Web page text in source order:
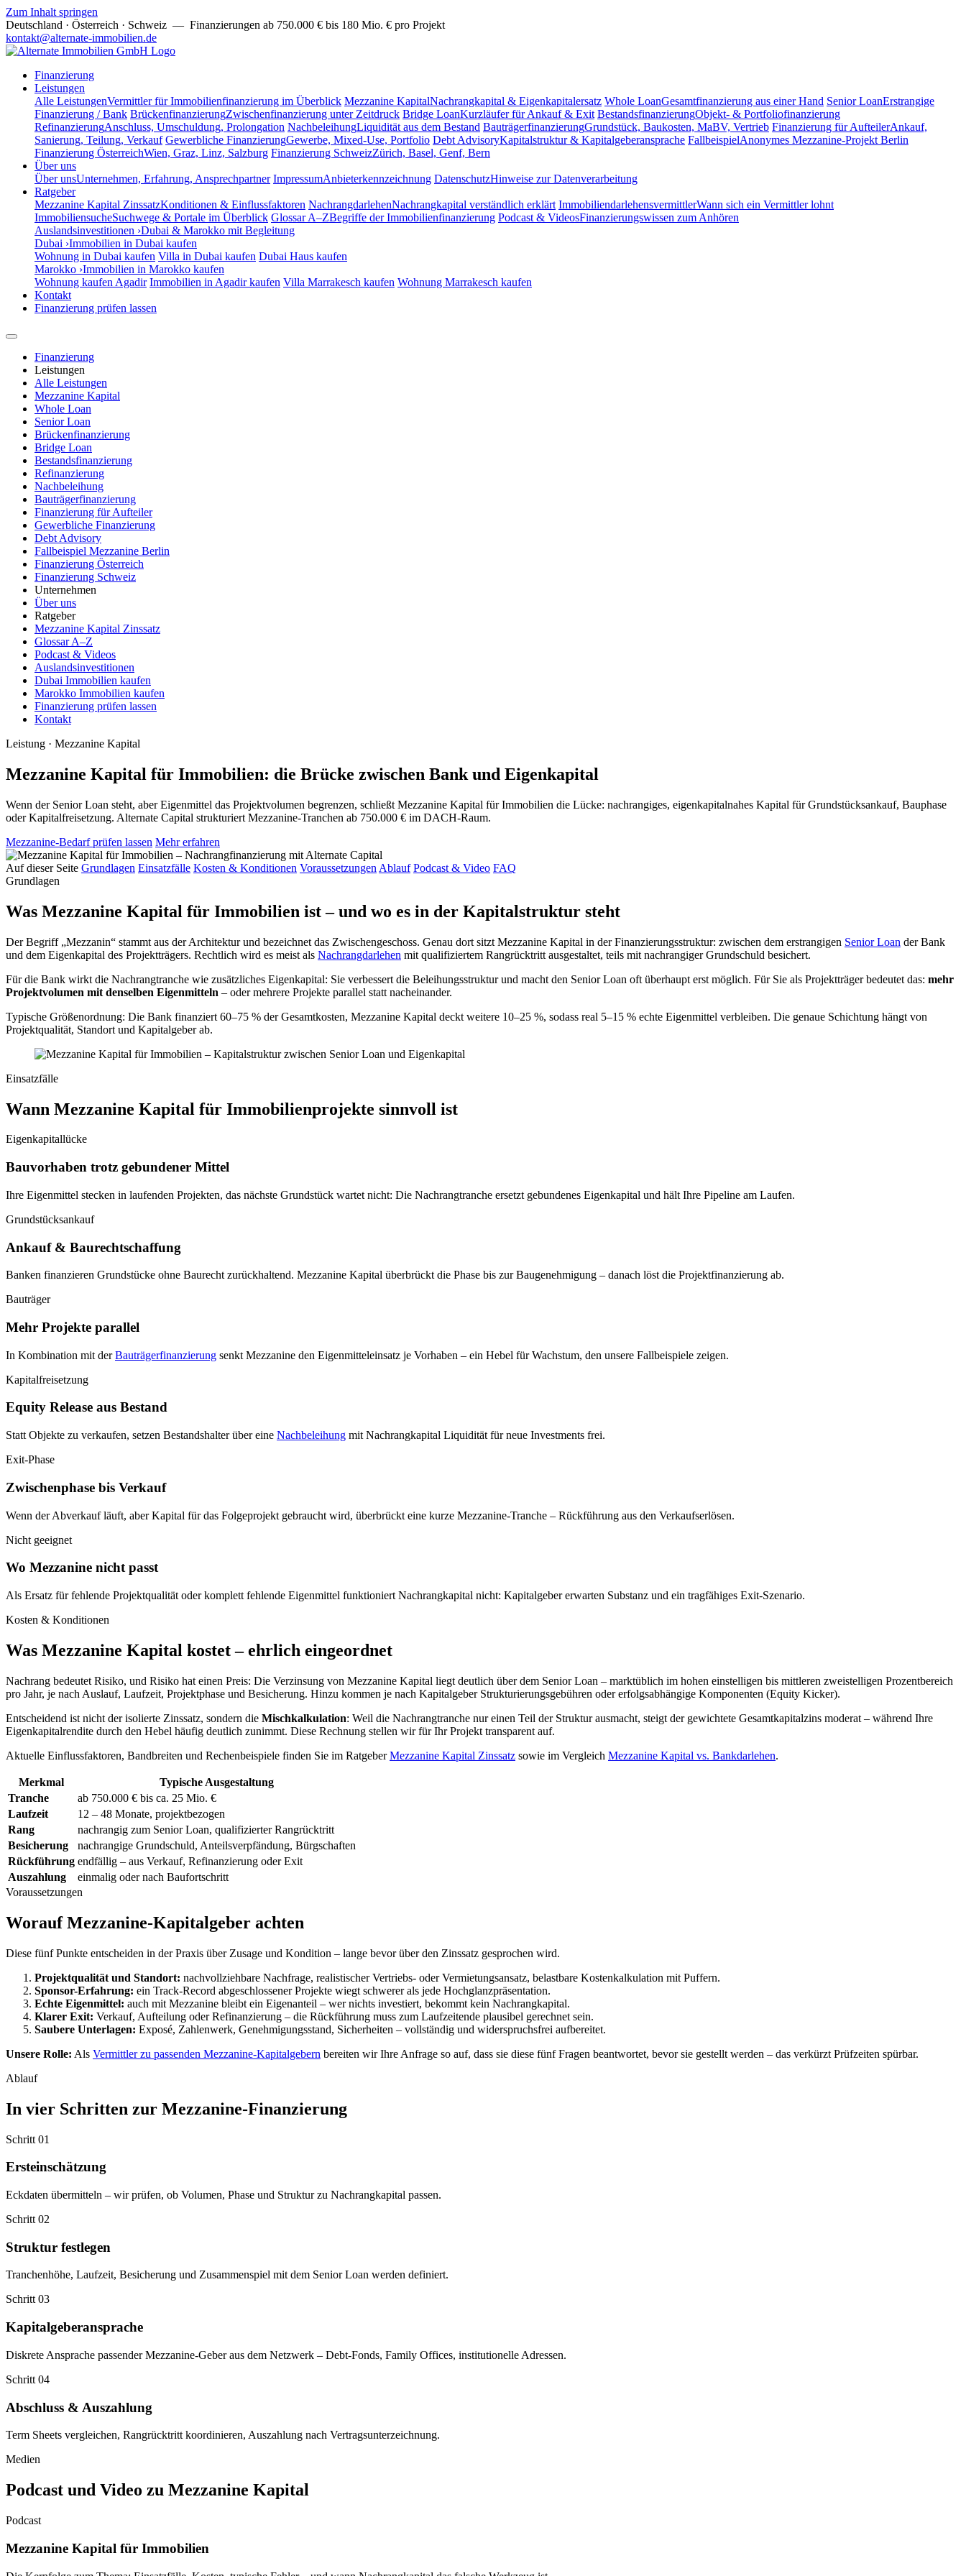
Zum Inhalt springen
Deutschland · Österreich · Schweiz — Finanzierungen ab 750.000 € bis 180 Mio. € pro Projekt
kontakt@alternate-immobilien.de
Finanzierung
Leistungen
Alle LeistungenVermittler für Immobilienfinanzierung im Überblick Mezzanine KapitalNachrangkapital & Eigenkapitalersatz Whole LoanGesamtfinanzierung aus einer Hand Senior LoanErstrangige
Finanzierung / Bank BrückenfinanzierungZwischenfinanzierung unter Zeitdruck Bridge LoanKurzläufer für Ankauf & Exit BestandsfinanzierungObjekt- & Portfoliofinanzierung
RefinanzierungAnschluss, Umschuldung, Prolongation NachbeleihungLiquidität aus dem Bestand BauträgerfinanzierungGrundstück, Baukosten, MaBV, Vertrieb Finanzierung für AufteilerAnkauf,
Sanierung, Teilung, Verkauf Gewerbliche FinanzierungGewerbe, Mixed-Use, Portfolio Debt AdvisoryKapitalstruktur & Kapitalgeberansprache FallbeispielAnonymes Mezzanine-Projekt Berlin
Finanzierung ÖsterreichWien, Graz, Linz, Salzburg Finanzierung SchweizZürich, Basel, Genf, Bern
Über uns
Über unsUnternehmen, Erfahrung, Ansprechpartner ImpressumAnbieterkennzeichnung DatenschutzHinweise zur Datenverarbeitung
Ratgeber
Mezzanine Kapital ZinssatzKonditionen & Einflussfaktoren NachrangdarlehenNachrangkapital verständlich erklärt ImmobiliendarlehensvermittlerWann sich ein Vermittler lohnt
ImmobiliensucheSuchwege & Portale im Überblick Glossar A–ZBegriffe der Immobilienfinanzierung Podcast & VideosFinanzierungswissen zum Anhören
Auslandsinvestitionen ›Dubai & Marokko mit Begleitung
Dubai ›Immobilien in Dubai kaufen
Wohnung in Dubai kaufen Villa in Dubai kaufen Dubai Haus kaufen
Marokko ›Immobilien in Marokko kaufen
Wohnung kaufen Agadir Immobilien in Agadir kaufen Villa Marrakesch kaufen Wohnung Marrakesch kaufen
Kontakt
Finanzierung prüfen lassen
Finanzierung
Leistungen
Alle Leistungen
Mezzanine Kapital
Whole Loan
Senior Loan
Brückenfinanzierung
Bridge Loan
Bestandsfinanzierung
Refinanzierung
Nachbeleihung
Bauträgerfinanzierung
Finanzierung für Aufteiler
Gewerbliche Finanzierung
Debt Advisory
Fallbeispiel Mezzanine Berlin
Finanzierung Österreich
Finanzierung Schweiz
Unternehmen
Über uns
Ratgeber
Mezzanine Kapital Zinssatz
Glossar A–Z
Podcast & Videos
Auslandsinvestitionen
Dubai Immobilien kaufen
Marokko Immobilien kaufen
Finanzierung prüfen lassen
Kontakt
Leistung · Mezzanine Kapital
Mezzanine Kapital für Immobilien: die Brücke zwischen Bank und Eigenkapital
Wenn der Senior Loan steht, aber Eigenmittel das Projektvolumen begrenzen, schließt Mezzanine Kapital für Immobilien die Lücke: nachrangiges, eigenkapitalnahes Kapital für Grundstücksankauf, Bauphase
oder Kapitalfreisetzung. Alternate Capital strukturiert Mezzanine-Tranchen ab 750.000 € im DACH-Raum.
Mezzanine-Bedarf prüfen lassen Mehr erfahren
Auf dieser Seite Grundlagen Einsatzfälle Kosten & Konditionen Voraussetzungen Ablauf Podcast & Video FAQ
Grundlagen
Was Mezzanine Kapital für Immobilien ist – und wo es in der Kapitalstruktur steht
Der Begriff „Mezzanin“ stammt aus der Architektur und bezeichnet das Zwischengeschoss. Genau dort sitzt Mezzanine Kapital in der Finanzierungsstruktur: zwischen dem erstrangigen Senior Loan der Bank
und dem Eigenkapital des Projektträgers. Rechtlich wird es meist als Nachrangdarlehen mit qualifiziertem Rangrücktritt ausgestaltet, teils mit nachrangiger Grundschuld besichert.
Für die Bank wirkt die Nachrangtranche wie zusätzliches Eigenkapital: Sie verbessert die Beleihungsstruktur und macht den Senior Loan oft überhaupt erst möglich. Für Sie als Projektträger bedeutet das: mehr
Projektvolumen mit denselben Eigenmitteln – oder mehrere Projekte parallel statt nacheinander.
Typische Größenordnung: Die Bank finanziert 60–75 % der Gesamtkosten, Mezzanine Kapital deckt weitere 10–25 %, sodass real 5–15 % echte Eigenmittel verbleiben. Die genaue Schichtung hängt von
Projektqualität, Standort und Kapitalgeber ab.
Einsatzfälle
Wann Mezzanine Kapital für Immobilienprojekte sinnvoll ist
Eigenkapitallücke
Bauvorhaben trotz gebundener Mittel
Ihre Eigenmittel stecken in laufenden Projekten, das nächste Grundstück wartet nicht: Die Nachrangtranche ersetzt gebundenes Eigenkapital und hält Ihre Pipeline am Laufen.
Grundstücksankauf
Ankauf & Baurechtschaffung
Banken finanzieren Grundstücke ohne Baurecht zurückhaltend. Mezzanine Kapital überbrückt die Phase bis zur Baugenehmigung – danach löst die Projektfinanzierung ab.
Bauträger
Mehr Projekte parallel
In Kombination mit derBauträgerfinanzierung senkt Mezzanine den Eigenmitteleinsatz je Vorhaben – ein Hebel für Wachstum, den unsere Fallbeispiele zeigen.
Kapitalfreisetzung
Equity Release aus Bestand
Statt Objekte zu verkaufen, setzen Bestandshalter über eine Nachbeleihung mit Nachrangkapital Liquidität für neue Investments frei.
Exit-Phase
Zwischenphase bis Verkauf
Wenn der Abverkauf läuft, aber Kapital für das Folgeprojekt gebraucht wird, überbrückt eine kurze Mezzanine-Tranche – Rückführung aus den Verkaufserlösen.
Nicht geeignet
Wo Mezzanine nicht passt
Als Ersatz für fehlende Projektqualität oder komplett fehlende Eigenmittel funktioniert Nachrangkapital nicht: Kapitalgeber erwarten Substanz und ein tragfähiges Exit-Szenario.
Kosten & Konditionen
Was Mezzanine Kapital kostet – ehrlich eingeordnet
Nachrang bedeutet Risiko, und Risiko hat einen Preis: Die Verzinsung von Mezzanine Kapital liegt deutlich über dem Senior Loan – marktüblich im hohen einstelligen bis mittleren zweistelligen Prozentbereich
pro Jahr, je nach Auslauf, Laufzeit, Projektphase und Besicherung. Hinzu kommen je nach Kapitalgeber Strukturierungsgebühren oder erfolgsabhängige Komponenten (Equity Kicker).
Entscheidend ist nicht der isolierte Zinssatz, sondern die Mischkalkulation: Weil die Nachrangtranche nur einen Teil der Struktur ausmacht, steigt der gewichtete Gesamtkapitalzins moderat – während Ihre
Eigenkapitalrendite durch den Hebel häufig deutlich zunimmt. Diese Rechnung stellen wir für Ihr Projekt transparent auf.
Aktuelle Einflussfaktoren, Bandbreiten und Rechenbeispiele finden Sie im RatgeberMezzanine Kapital Zinssatz sowie im Vergleich Mezzanine Kapital vs. Bankdarlehen.
Merkmal
Typische Ausgestaltung
Tranche
ab 750.000 € bis ca. 25 Mio. €
Laufzeit
12 – 48 Monate, projektbezogen
Rang
nachrangig zum Senior Loan, qualifizierter Rangrücktritt
Besicherung
nachrangige Grundschuld, Anteilsverpfändung, Bürgschaften
Rückführung endfällig – aus Verkauf, Refinanzierung oder Exit
Auszahlung
einmalig oder nach Baufortschritt
Voraussetzungen
Worauf Mezzanine-Kapitalgeber achten
Diese fünf Punkte entscheiden in der Praxis über Zusage und Kondition – lange bevor über den Zinssatz gesprochen wird.
Projektqualität und Standort: nachvollziehbare Nachfrage, realistischer Vertriebs- oder Vermietungsansatz, belastbare Kostenkalkulation mit Puffern.
Sponsor-Erfahrung: ein Track-Record abgeschlossener Projekte wiegt schwerer als jede Hochglanzpräsentation.
Echte Eigenmittel: auch mit Mezzanine bleibt ein Eigenanteil – wer nichts investiert, bekommt kein Nachrangkapital.
Klarer Exit: Verkauf, Aufteilung oder Refinanzierung – die Rückführung muss zum Laufzeitende plausibel gerechnet sein.
Saubere Unterlagen: Exposé, Zahlenwerk, Genehmigungsstand, Sicherheiten – vollständig und widerspruchsfrei aufbereitet.
Unsere Rolle: Als Vermittler zu passenden Mezzanine-Kapitalgebern bereiten wir Ihre Anfrage so auf, dass sie diese fünf Fragen beantwortet, bevor sie gestellt werden – das verkürzt Prüfzeiten spürbar.
Ablauf
In vier Schritten zur Mezzanine-Finanzierung
Schritt 01
Ersteinschätzung
Eckdaten übermitteln – wir prüfen, ob Volumen, Phase und Struktur zu Nachrangkapital passen.
Schritt 02
Struktur festlegen
Tranchenhöhe, Laufzeit, Besicherung und Zusammenspiel mit dem Senior Loan werden definiert.
Schritt 03
Kapitalgeberansprache
Diskrete Ansprache passender Mezzanine-Geber aus dem Netzwerk – Debt-Fonds, Family Offices, institutionelle Adressen.
Schritt 04
Abschluss & Auszahlung
Term Sheets vergleichen, Rangrücktritt koordinieren, Auszahlung nach Vertragsunterzeichnung.
Medien
Podcast und Video zu Mezzanine Kapital
Podcast
Mezzanine Kapital für Immobilien